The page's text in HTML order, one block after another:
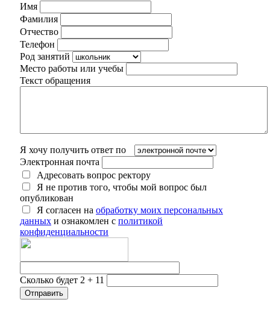
Имя
Фамилия
Отчество
Телефон
Род занятий
Место работы или учебы
Текст обращения
Я хочу получить ответ по
Электронная почта
Адресовать вопрос ректору
Я не против того, чтобы мой вопрос был
опубликован
Я согласен на обработку моих персональных
данных и ознакомлен с политикой
конфиденциальности
Сколько будет 2 + 11